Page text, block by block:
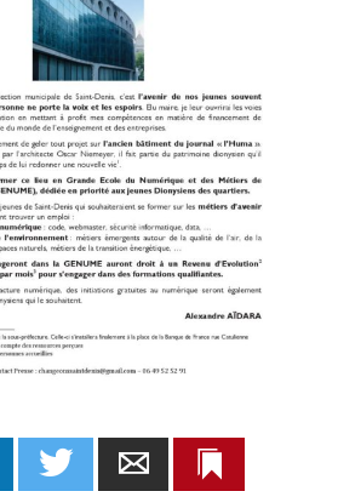
Linkedin Twitter